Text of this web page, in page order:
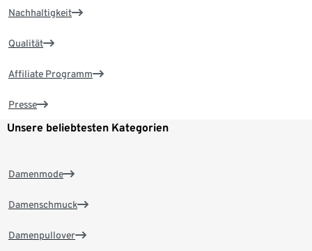
Nachhaltigkeit
Qualität
Affiliate Programm
Presse
Unsere beliebtesten Kategorien
Damenmode
Damenschmuck
Damenpullover